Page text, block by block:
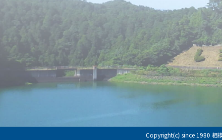
Copyright(c) since 1980 相